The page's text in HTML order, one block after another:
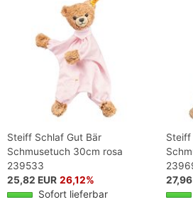
Steiff Schlaf Gut Bär
Schmusetuch 30cm rosa
239533
25,82 EUR 26,12%
Sofort lieferbar
Steiff
27,96